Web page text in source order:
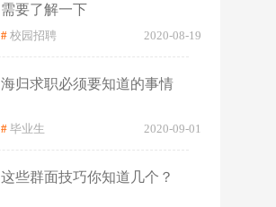
需要了解一下
# 校园招聘 2020-08-19
海归求职必须要知道的事情
# 毕业生 2020-09-01
这些群面技巧你知道几个？